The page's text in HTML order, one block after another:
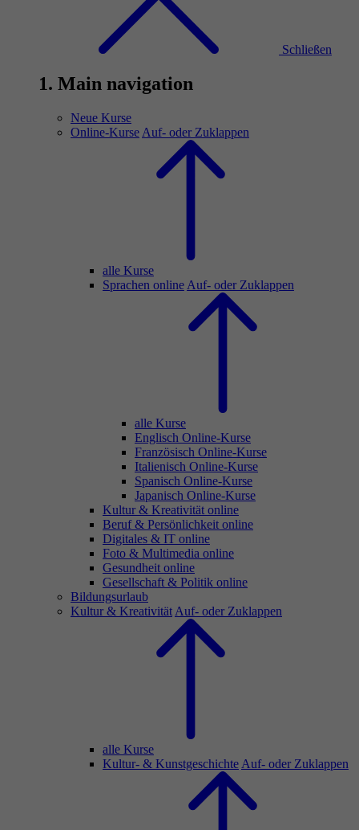
Schließen
1. Main navigation
Neue Kurse
Online-Kurse Auf- oder Zuklappen
alle Kurse
Sprachen online Auf- oder Zuklappen
alle Kurse
Englisch Online-Kurse
Französisch Online-Kurse
Italienisch Online-Kurse
Spanisch Online-Kurse
Japanisch Online-Kurse
Kultur & Kreativität online
Beruf & Persönlichkeit online
Digitales & IT online
Foto & Multimedia online
Gesundheit online
Gesellschaft & Politik online
Bildungsurlaub
Kultur & Kreativität Auf- oder Zuklappen
alle Kurse
Kultur- & Kunstgeschichte Auf- oder Zuklappen